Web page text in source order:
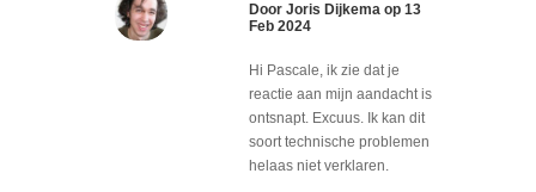
Door Joris Dijkema op13
Feb 2024
Hi Pascale, ik zie dat je
reactie aan mijn aandacht is
ontsnapt. Excuus. Ik kan dit
soort technische problemen
helaas niet verklaren.